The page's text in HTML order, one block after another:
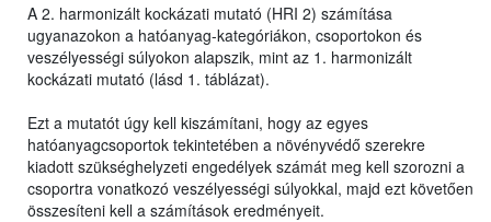
A 2. harmonizált kockázati mutató (HRI 2) számítása
ugyanazokon a hatóanyag-kategóriákon, csoportokon és
veszélyességi súlyokon alapszik, mint az 1. harmonizált
kockázati mutató (lásd 1. táblázat).
Ezt a mutatót úgy kell kiszámítani, hogy az egyes
hatóanyagcsoportok tekintetében a növényvédő szerekre
kiadott szükséghelyzeti engedélyek számát meg kell szorozni a
csoportra vonatkozó veszélyességi súlyokkal, majd ezt követően
összesíteni kell a számítások eredményeit.